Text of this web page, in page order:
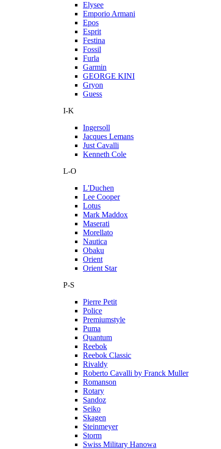
Elysee
Emporio Armani
Epos
Esprit
Festina
Fossil
Furla
Garmin
GEORGE KINI
Gryon
Guess
I-K
Ingersoll
Jacques Lemans
Just Cavalli
Kenneth Cole
L-O
L'Duchen
Lee Cooper
Lotus
Mark Maddox
Maserati
Morellato
Nautica
Obaku
Orient
Orient Star
P-S
Pierre Petit
Police
Premiumstyle
Puma
Quantum
Reebok
Reebok Classic
Rivaldy
Roberto Cavalli by Franck Muller
Romanson
Rotary
Sandoz
Seiko
Skagen
Steinmeyer
Storm
Swiss Military Hanowa